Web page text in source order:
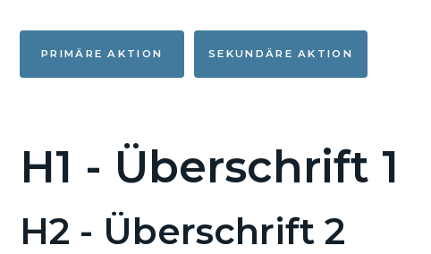
PRIMÄRE AKTION SEKUNDÄRE AKTION
H1 - Überschrift 1
H2 - Überschrift 2